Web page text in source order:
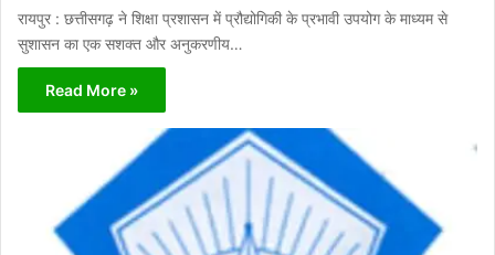
रायपुर : छत्तीसगढ़ ने शिक्षा प्रशासन में प्रौद्योगिकी के प्रभावी उपयोग के माध्यम से
सुशासन का एक सशक्त और अनुकरणीय…
Read More »